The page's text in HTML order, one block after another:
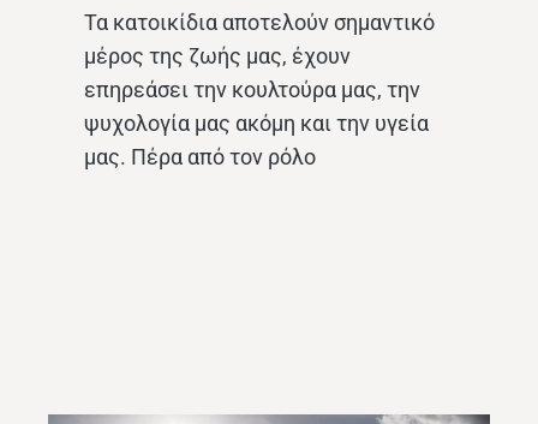
Τα κατοικίδια αποτελούν σημαντικό
μέρος της ζωής μας, έχουν
επηρεάσει την κουλτούρα μας, την
ψυχολογία μας ακόμη και την υγεία
μας. Πέρα από τον ρόλο